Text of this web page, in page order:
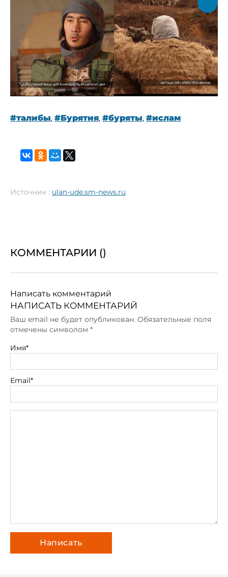
#талибы, #Бурятия, #буряты, #ислам
Источник : ulan-ude.sm-news.ru
КОММЕНТАРИИ ()
Написать комментарий
НАПИСАТЬ КОММЕНТАРИЙ
Ваш email не будет опубликован. Обязательные поля
отмечены символом *
Имя*
Email*